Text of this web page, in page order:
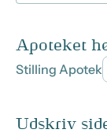
Apoteket
Stilling Apotek
Udskriv